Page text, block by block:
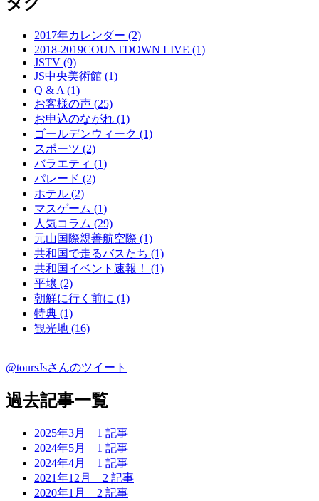
2017年カレンダー (2)
2018-2019COUNTDOWN LIVE (1)
JSTV (9)
JS中央美術館 (1)
Q & A (1)
お客様の声 (25)
お申込のながれ (1)
ゴールデンウィーク (1)
スポーツ (2)
バラエティ (1)
パレード (2)
ホテル (2)
マスゲーム (1)
人気コラム (29)
元山国際親善航空際 (1)
共和国で走るバスたち (1)
共和国イベント速報！ (1)
平壌 (2)
朝鮮に行く前に (1)
特典 (1)
観光地 (16)
@toursJsさんのツイート
過去記事一覧
2025年3月 1 記事
2024年5月 1 記事
2024年4月 1 記事
2021年12月 2 記事
2020年1月 2 記事